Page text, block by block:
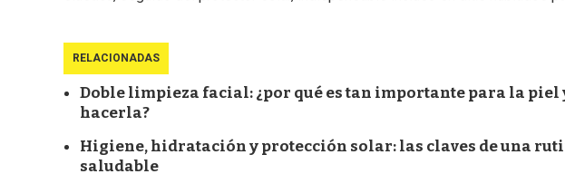
RELACIONADAS
Doble limpieza facial: ¿por qué es tan importante para la piel
hacerla?
Higiene, hidratación y protección solar: las claves de una
saludable